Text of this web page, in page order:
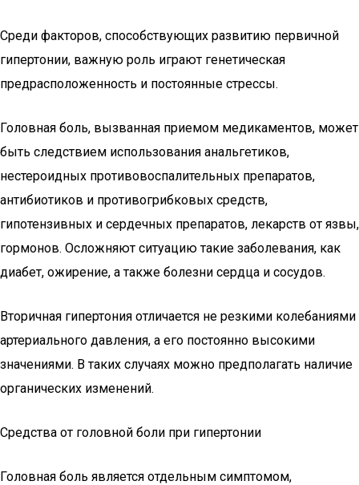
Среди факторов, способствующих развитию первичной
гипертонии, важную роль играют генетическая
предрасположенность и постоянные стрессы.
Головная боль, вызванная приемом медикаментов, может
быть следствием использования анальгетиков,
нестероидных противовоспалительных препаратов,
антибиотиков и противогрибковых средств,
гипотензивных и сердечных препаратов, лекарств от язвы,
гормонов. Осложняют ситуацию такие заболевания, как
диабет, ожирение, а также болезни сердца и сосудов.
Вторичная гипертония отличается не резкими колебаниями
артериального давления, а его постоянно высокими
значениями. В таких случаях можно предполагать наличие
органических изменений.
Средства от головной боли при гипертонии
Головная боль является отдельным симптомом,